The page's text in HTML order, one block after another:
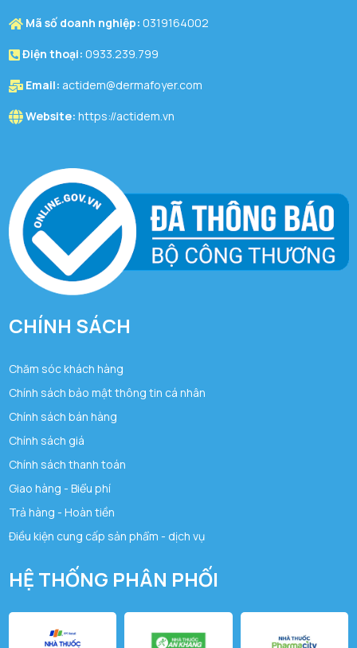
Mã số doanh nghiệp: 0319164002
Điện thoại: 0933.239.799
Email: actidem@dermafoyer.com
Website: https://actidem.vn
CHÍNH SÁCH
Chăm sóc khách hàng
Chính sách bảo mật thông tin cá nhân
Chính sách bán hàng
Chính sách giá
Chính sách thanh toán
Giao hàng - Biểu phí
Trả hàng - Hoàn tiền
Điều kiện cung cấp sản phẩm - dịch vụ
HỆ THỐNG PHÂN PHỐI